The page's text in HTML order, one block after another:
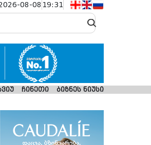
08-08 19:31
ჩინეთი ბიზნეს ნიუსი